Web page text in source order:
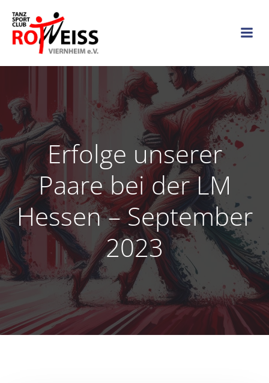
Erfolge unserer
Paare bei der LM
Hessen – September
2023